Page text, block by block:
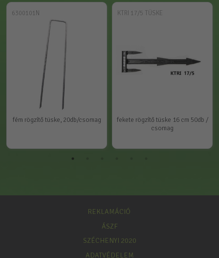
6300101N
fém rögzítő tüske, 20db/csomag
KTRI 17/5 TÜSKE
fekete rögzítő tüske 16 cm 50db /
csomag
REKLAMÁCIÓ
ÁSZF
SZÉCHENYI 2020
ADATVÉDELEM